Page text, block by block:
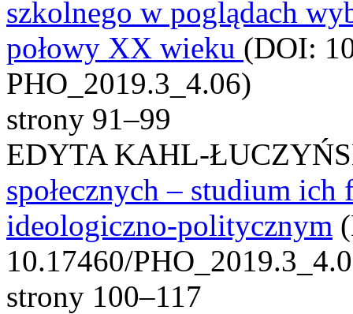
szkolnego w poglądach
połowy XX wieku (DOI:
PHO_2019.3_4.06)
strony 91–99
EDYTA KAHL-
społecznych – studium
ideologiczno-politycznym
10.17460/
strony 100–117